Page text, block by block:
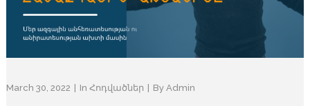
March 30, 2022 In Հոդվածներ By Admin